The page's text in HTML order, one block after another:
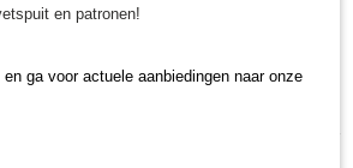
Iseki, Kubota en Shibaura.
nodig voor uw Iseki minitractor? Bekijk
onderdelen assortiment
en patronen!
ga voor actuele aanbiedingen naar onze